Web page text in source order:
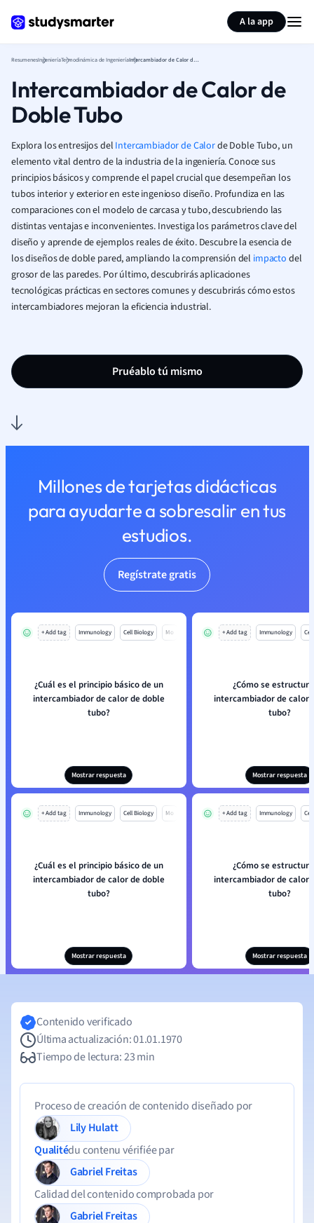
A la app
ResumenesIngenieríaTermodinámica de Ingeniería Intercambiador de Calor de Doble Tubo
Intercambiador de Calor de
Doble Tubo
Explora los entresijos del Intercambiador de Calorde Doble Tubo, un
elemento vital dentro de la industria de la ingeniería. Conoce sus
principios básicos y comprende el papel crucial que desempeñan los
tubos interior y exterior en este ingenioso diseño. Profundiza en las
comparaciones con el modelo de carcasa y tubo, descubriendo las
distintas ventajas e inconvenientes. Investiga los parámetros clave del
diseño y aprende de ejemplos reales de éxito. Descubre la esencia de
los diseños de doble pared, ampliando la comprensión del impacto del
grosor de las paredes. Por último, descubrirás aplicaciones
tecnológicas prácticas en sectores comunes y descubrirás cómo estos
intercambiadores mejoran la eficiencia industrial.
Pruéablo tú mismo
Millones de tarjetas didácticas
para ayudarte a sobresalir en tus
estudios.
Regístrate gratis
+ Add tag Immunology Cell Biology Mo
¿Cuál es el principio básico de un
intercambiador de calor de doble
tubo?
Mostrar respuesta
+ Add tag Immunology
¿Cómo se
intercambiador de calor
tubo?
Mostrar respuesta
+ Add tag Immunology Cell Biology Mo
¿Cuál es el principio básico de un
intercambiador de calor de doble
tubo?
Mostrar respuesta
+ Add tag Immunology
¿Cómo se
intercambiador de calor
tubo?
Mostrar respuesta
Resumir página
Contenido verificado
Última actualización: 01.01.1970
Tiempo de lectura: 23 min
Proceso de creación de contenido diseñado por
Lily Hulatt
Qualitédu contenu vérifiée par
Gabriel Freitas
Calidad del contenido comprobada por
Gabriel Freitas